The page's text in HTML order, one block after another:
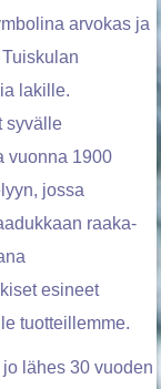
arvokas ja
lakille.
syvälle
vuonna 1900
jossa
raaka-
esineet
tuotteillemme.
lähes 30 vuoden